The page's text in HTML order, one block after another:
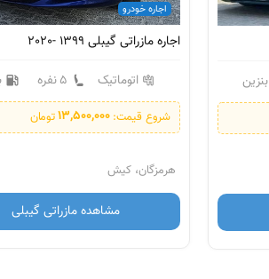
بنزین
اجاره خودرو
اجاره مازراتی گیبلی 1399 -2020
اتوماتیک
5 نفره
شروع قیمت: 13,500,000تومان
هرمزگان، کیش
مشاهده مازراتی گیبلی